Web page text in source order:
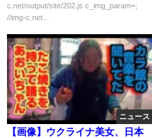
ね？」
c.net/output/site/202.js c_img_param=;
//img-c.net...
ニュース
【画像】ウクライナ美女、日本